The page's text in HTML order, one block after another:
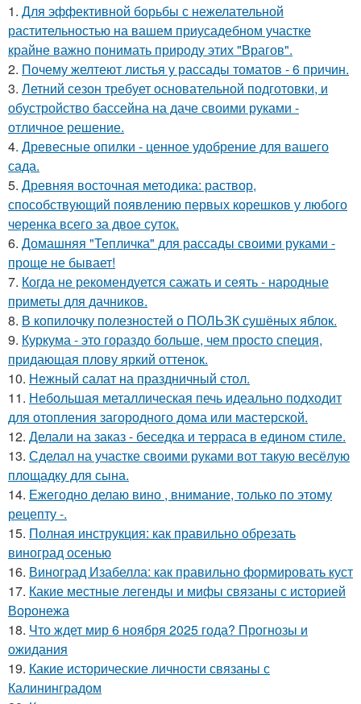
1. Для эффективной борьбы с нежелательной
растительностью на вашем приусадебном участке
крайне важно понимать природу этих "Врагов".
2. Почему желтеют листья у рассады томатов - 6 причин.
3. Летний сезон требует основательной подготовки, и
обустройство бассейна на даче своими руками -
отличное решение.
4. Древесные опилки - ценное удобрение для вашего
сада.
5. Древняя восточная методика: раствор,
способствующий появлению первых корешков у любого
черенка всего за двое суток.
6. Домашняя "Тепличка" для рассады своими руками -
проще не бывает!
7. Когда не рекомендуется сажать и сеять - народные
приметы для дачников.
8. В копилочку полезностей о ПОЛЬЗК сушёных яблок.
9. Куркума - это гораздо больше, чем просто специя,
придающая плову яркий оттенок.
10. Нежный салат на праздничный стол.
11. Небольшая металлическая печь идеально подходит
для отопления загородного дома или мастерской.
12. Делали на заказ - беседка и терраса в едином стиле.
13. Сделал на участке своими руками вот такую весёлую
площадку для сына.
14. Ежегодно делаю вино , внимание, только по этому
рецепту -.
15. Полная инструкция: как правильно обрезать
виноград осенью
16. Виноград Изабелла: как правильно формировать куст
17. Какие местные легенды и мифы связаны с историей
Воронежа
18. Что ждет мир 6 ноября 2025 года? Прогнозы и
ожидания
19. Какие исторические личности связаны с
Калининградом